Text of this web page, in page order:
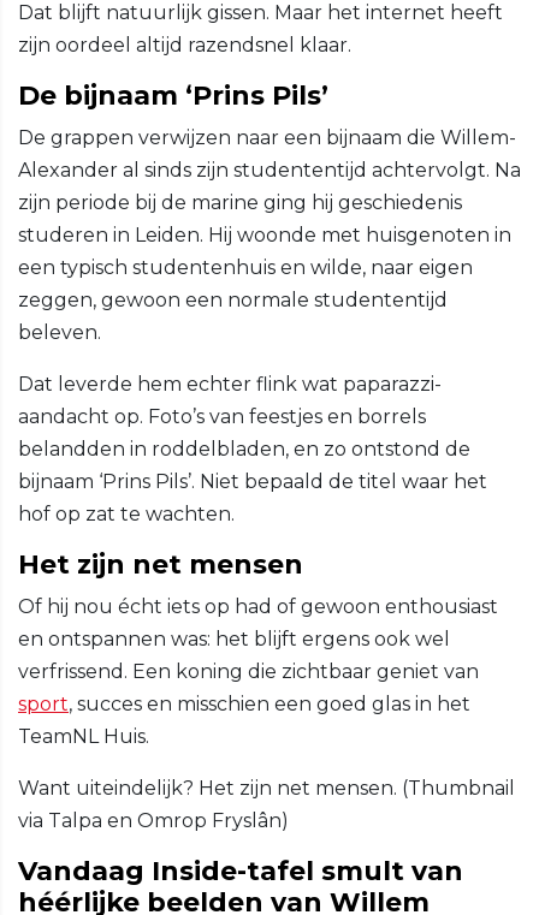
Dat blijft natuurlijk gissen. Maar het internet heeft
zijn oordeel altijd razendsnel klaar.
De bijnaam ‘Prins Pils’
De grappen verwijzen naar een bijnaam die Willem-
Alexander al sinds zijn studententijd achtervolgt. Na
zijn periode bij de marine ging hij geschiedenis
studeren in Leiden. Hij woonde met huisgenoten in
een typisch studentenhuis en wilde, naar eigen
zeggen, gewoon een normale studententijd
beleven.
Dat leverde hem echter flink wat paparazzi-
aandacht op. Foto’s van feestjes en borrels
belandden in roddelbladen, en zo ontstond de
bijnaam ‘Prins Pils’. Niet bepaald de titel waar het
hof op zat te wachten.
Het zijn net mensen
Of hij nou écht iets op had of gewoon enthousiast
en ontspannen was: het blijft ergens ook wel
verfrissend. Een koning die zichtbaar geniet van
sport, succes en misschien een goed glas in het
TeamNL Huis.
Want uiteindelijk? Het zijn net mensen. (Thumbnail
via Talpa en Omrop Fryslân)
Vandaag Inside-tafel smult van
héérlijke beelden van Willem